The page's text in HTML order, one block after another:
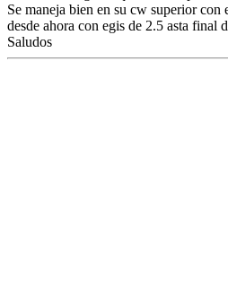
Se maneja bien en su cw superior con
desde ahora con egis de 2.5 asta final
Saludos